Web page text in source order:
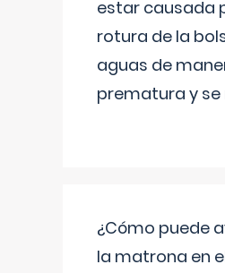
estar causada
rotura de la
aguas de
prematura y se
¿Cómo puede
la matrona en